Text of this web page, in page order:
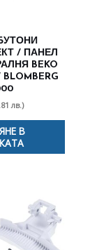
/ ПАНЕЛ
BEKO
лв.)
В